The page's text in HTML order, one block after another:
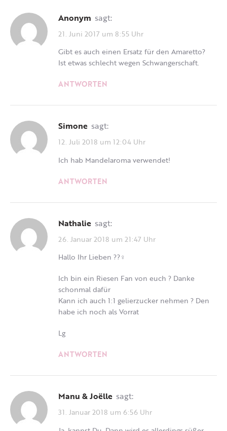
Anonym sagt:
21. Juni 2017 um 8:55 Uhr
Gibt es auch einen Ersatz für den Amaretto?
Ist etwas schlecht wegen Schwangerschaft.
ANTWORTEN
Simone sagt:
12. Juli 2018 um 12:04 Uhr
Ich hab Mandelaroma verwendet!
ANTWORTEN
Nathalie sagt:
26. Januar 2018 um 21:47 Uhr
Hallo Ihr Lieben ??‍♀️
Ich bin ein Riesen Fan von euch ? Danke
schonmal dafür
Kann ich auch 1:1 gelierzucker nehmen ? Den
habe ich noch als Vorrat
Lg
ANTWORTEN
Manu & Joëlle sagt:
31. Januar 2018 um 6:56 Uhr